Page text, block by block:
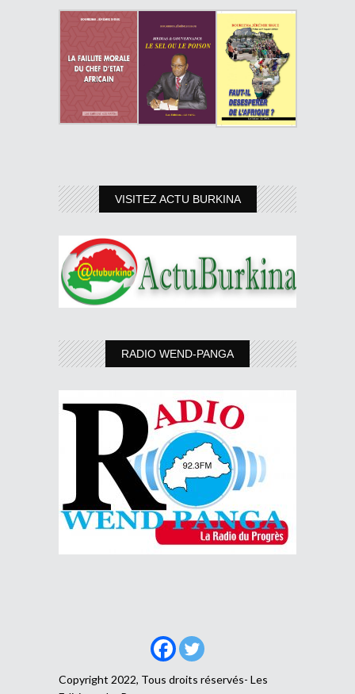
VISITEZ ACTU BURKINA
RADIO WEND-PANGA
Copyright 2022, Tous droits réservés- Les